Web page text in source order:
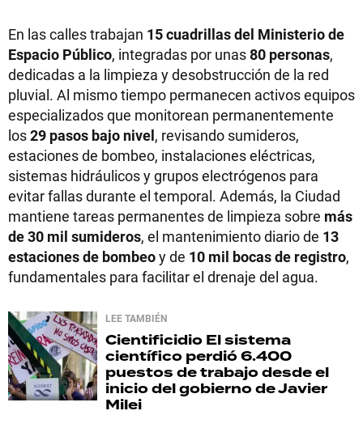
En las calles trabajan 15 cuadrillas del Ministerio de
Espacio Público, integradas por unas80 personas,
dedicadas a la limpieza y desobstrucción de la red
pluvial. Al mismo tiempo permanecen activos equipos
especializados que monitorean permanentemente
los29 pasos bajo nivel, revisando sumideros,
estaciones de bombeo, instalaciones eléctricas,
sistemas hidráulicos y grupos electrógenos para
evitar fallas durante el temporal. Además, la Ciudad
mantiene tareas permanentes de limpieza sobre más
de 30 mil sumideros, el mantenimiento diario de 13
estaciones de bombeoy de 10 mil bocas de registro,
fundamentales para facilitar el drenaje del agua.
LEE TAMBIÉN
Cientificidio El sistema
científico perdió 6.400
puestos de trabajo desde el
inicio del gobierno de Javier
Milei